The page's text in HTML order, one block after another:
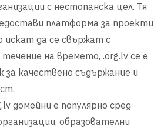
с нестопанска цел. Тя
платформа за проекти
искат да се свържат с
на времето, .org.lv се е
за качествено съдържание и
домейни е популярно сред
образователни